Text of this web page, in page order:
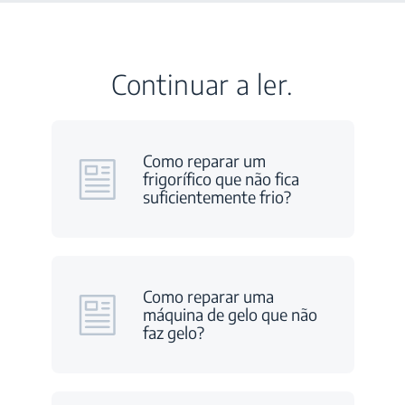
Continuar a ler.
Como reparar um
frigorífico que não fica
suficientemente frio?
Como reparar uma
máquina de gelo que não
faz gelo?